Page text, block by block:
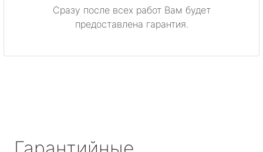
Сразу после всех работ Вам будет
предоставлена гарантия.